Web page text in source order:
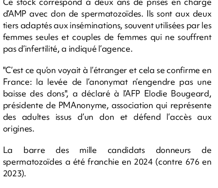
d’AMP avec don de spermatozoïdes. Ils sont aux deux
tiers adaptés aux inséminations, souvent utilisées par les
femmes seules et couples de femmes qui ne souffrent
pas d’infertilité, a indiqué l’agence.
"C’est ce qu’on voyait à l’étranger et cela se confirme en
France: la levée de l’anonymat n’engendre pas une
baisse des dons", a déclaré à l’AFP Elodie Bougeard,
présidente de PMAnonyme, association qui représente
des adultes issus d’un don et défend l’accès aux
origines.
La barre des mille candidats donneurs de
spermatozoïdes a été franchie en 2024 (contre 676 en
2023).